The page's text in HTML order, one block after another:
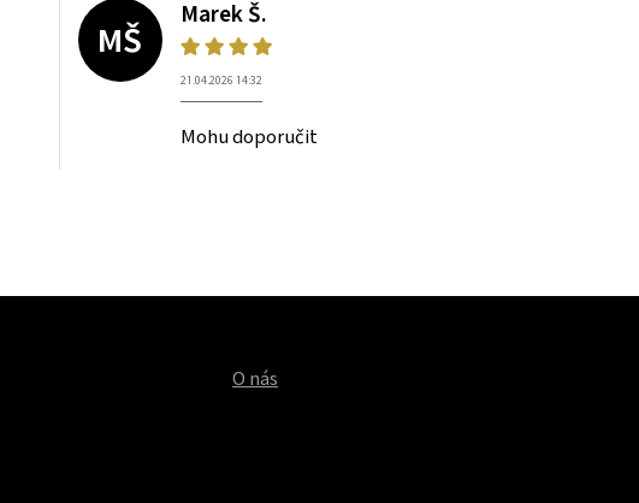
MŠ
Marek Š.
21.04.2026 14:32
Mohu doporučit
O nás